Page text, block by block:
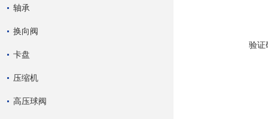
轴承
换向阀
卡盘
压缩机
高压球阀
验证